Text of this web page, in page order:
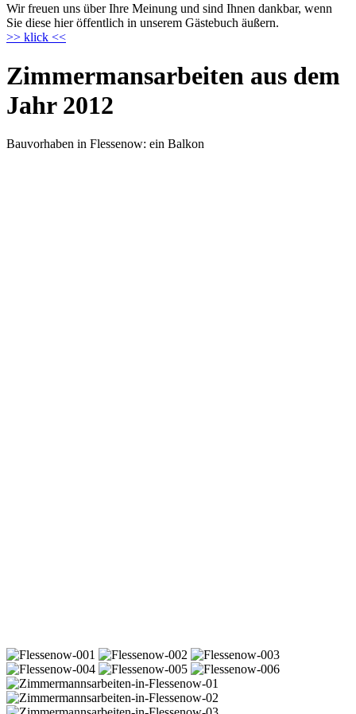
Wir freuen uns über Ihre Meinung und sind Ihnen dankbar, wenn
Sie diese hier öffentlich in unserem Gästebuch äußern.
>> klick <<
Zimmermansarbeiten aus dem
Jahr 2012
Bauvorhaben in Flessenow: ein Balkon